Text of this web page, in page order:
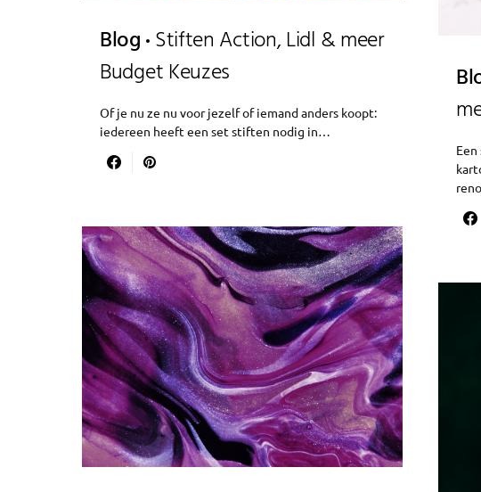
Blog Stiften Action, Lidl & meer
Budget Keuzes
Of je nu ze nu voor jezelf of iemand anders koopt:
iedereen heeft een set stiften nodig in…